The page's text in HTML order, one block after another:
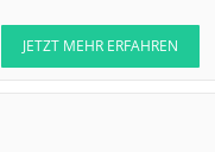
JETZT MEHR ERFAHREN